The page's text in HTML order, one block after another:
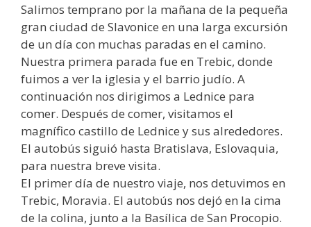
Salimos temprano por la mañana de la pequeña
gran ciudad de Slavonice en una larga excursión
de un día con muchas paradas en el camino.
Nuestra primera parada fue en Trebic, donde
fuimos a ver la iglesia y el barrio judío. A
continuación nos dirigimos a Lednice para
comer. Después de comer, visitamos el
magnífico castillo de Lednice y sus alrededores.
El autobús siguió hasta Bratislava, Eslovaquia,
para nuestra breve visita.
El primer día de nuestro viaje, nos detuvimos en
Trebic, Moravia. El autobús nos dejó en la cima
de la colina, junto a la Basílica de San Procopio.